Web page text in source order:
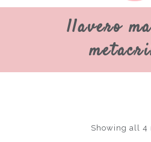
llavero
Showing all 4